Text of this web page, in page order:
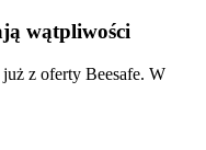
wątpliwości
już z oferty Beesafe. W